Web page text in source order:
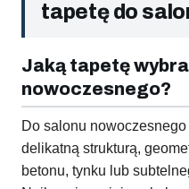
tapetę do
Jaką tapetę
nowoczesnego?
Do salonu
delikatną strukturą,
betonu, tynku lub